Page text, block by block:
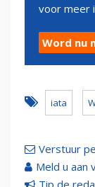
voor meer
Word nu
iata
Verstuur
Meld u aan